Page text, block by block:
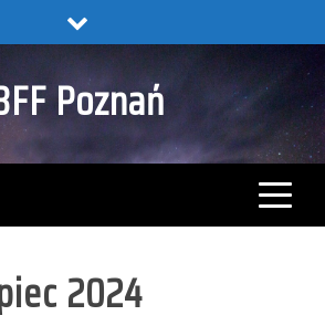
Poznań
2024